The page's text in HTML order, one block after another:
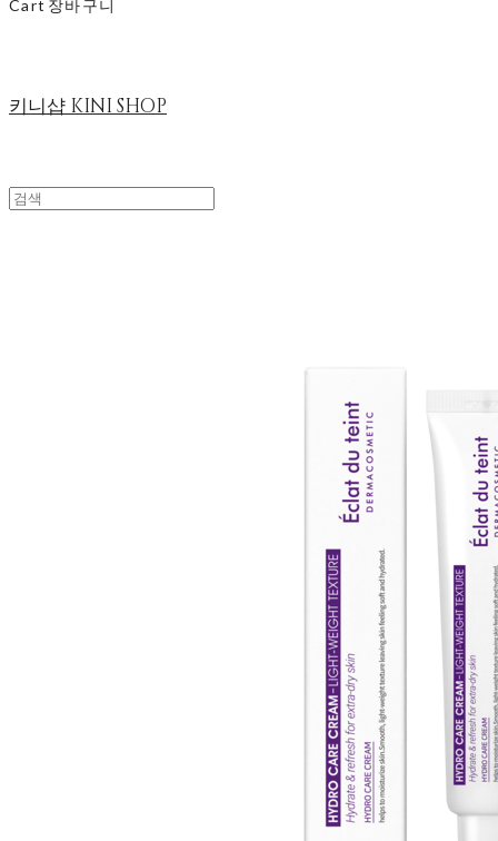
Cart 장바구니
키니샵 KINI SHOP